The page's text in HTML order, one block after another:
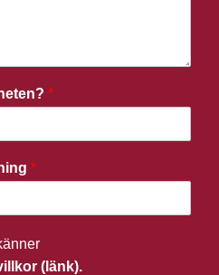
*
*
(länk).